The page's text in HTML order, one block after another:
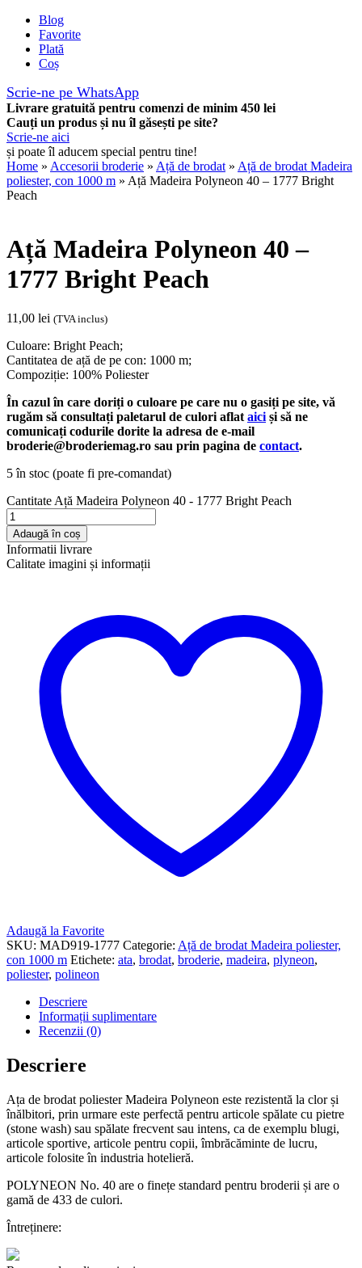
Blog
Favorite
Plată
Coș
Scrie-ne pe WhatsApp
Livrare gratuită pentru comenzi de minim 450 lei
Cauți un produs și nu îl găsești pe site?
Scrie-ne aici
și poate îl aducem special pentru tine!
Home » Accesorii broderie » Ață de brodat » Ață de brodat Madeira
poliester, con 1000 m » Ață Madeira Polyneon 40 – 1777 Bright
Peach
Ață Madeira Polyneon 40 –
1777 Bright Peach
11,00 lei (TVA inclus)
Culoare: Bright Peach;
Cantitatea de ață de pe con: 1000 m;
Compoziție: 100% Poliester
În cazul în care doriți o culoare pe care nu o gasiți pe site, vă
rugăm să consultați paletarul de culori aflataiciși să ne
comunicați codurile dorite la adresa de e-mail
broderie@broderiemag.ro sau prin pagina de contact.
5 în stoc (poate fi pre-comandat)
Cantitate Ață Madeira Polyneon 40 - 1777 Bright Peach
Adaugă în coș
Informatii livrare
Calitate imagini și informații
Adaugă la Favorite
SKU: MAD919-1777 Categorie: Ață de brodat Madeira poliester,
con 1000 m Etichete: ata, brodat, broderie, madeira, plyneon,
poliester, polineon
Descriere
Informații suplimentare
Recenzii (0)
Descriere
Ața de brodat poliester Madeira Polyneon este rezistentă la clor și
înălbitori, prin urmare este perfectă pentru articole spălate cu pietre
(stone wash) sau spălate frecvent sau intens, ca de exemplu blugi,
articole sportive, articole pentru copii, îmbrăcăminte de lucru,
articole folosite în industria hotelieră.
POLYNEON No. 40 are o finețe standard pentru broderii și are o
gamă de 433 de culori.
Întreținere: